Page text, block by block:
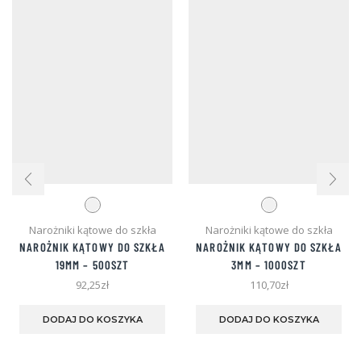
Narożniki kątowe do szkła
NAROŻNIK KĄTOWY DO SZKŁA
19MM – 500SZT
92,25zł
DODAJ DO KOSZYKA
Narożniki kątowe do szkła
NAROŻNIK KĄTOWY DO SZKŁA
3MM – 1000SZT
110,70zł
DODAJ DO KOSZYKA